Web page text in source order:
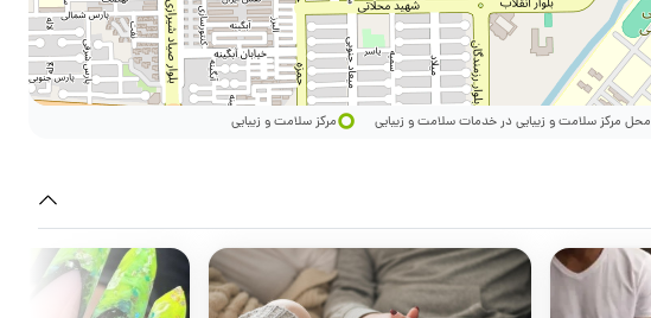
محل مرکز سلامت و زیبایی در خدمات سلامت و زیبایی مرکز سلامت و زیبایی